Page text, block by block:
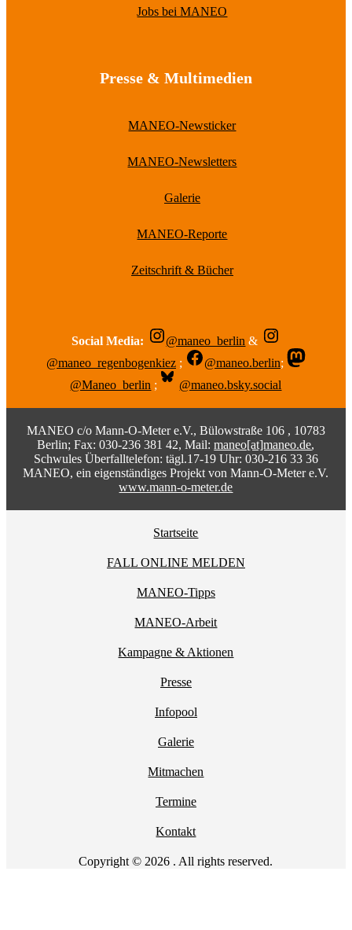
Jobs bei MANEO
Presse & Multimedien
MANEO-Newsticker
MANEO-Newsletters
Galerie
MANEO-Reporte
Zeitschrift & Bücher
Social Media: @maneo_berlin &
@maneo_regenbogenkiez ; @maneo.berlin;
@Maneo_berlin ; @maneo.bsky.social
MANEO c/o Mann-O-Meter e.V., Bülowstraße 106 , 10783
Berlin; Fax: 030-236 381 42, Mail:maneo[at]maneo.de,
Schwules Überfalltelefon: tägl.17-19 Uhr: 030-216 33 36
MANEO, ein eigenständiges Projekt von Mann-O-Meter e.V.
www.mann-o-meter.de
Startseite
FALL ONLINE MELDEN
MANEO-Tipps
MANEO-Arbeit
Kampagne & Aktionen
Presse
Infopool
Galerie
Mitmachen
Termine
Kontakt
Copyright © 2026 . All rights reserved.